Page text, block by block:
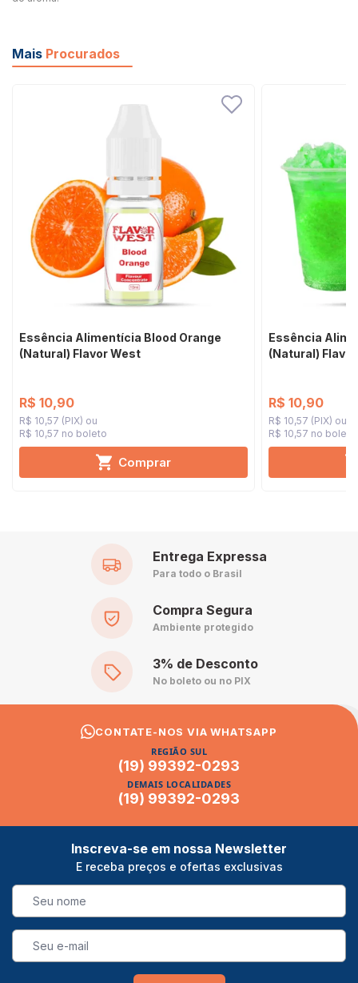
Mais Procurados
Essência Alimentícia Blood Orange
(Natural) Flavor West
R$ 10,90
R$ 10,57 (PIX)
R$ 10,57 no boleto
Comprar
Essência
(Natural)
R$ 10,90
R$ 10,57 (PIX)
R$ 10,57 no boleto
CONTATE-NOS VIA WHATSAPP
REGIÃO SUL
(19) 99392-0293
DEMAIS LOCALIDADES
(19) 99392-0293
Entrega Expressa
Para todo o Brasil
Compra Segura
Ambiente protegido
3% de Desconto
No boleto ou no PIX
Inscreva-se em nossa Newsletter
E receba preços e ofertas exclusivas